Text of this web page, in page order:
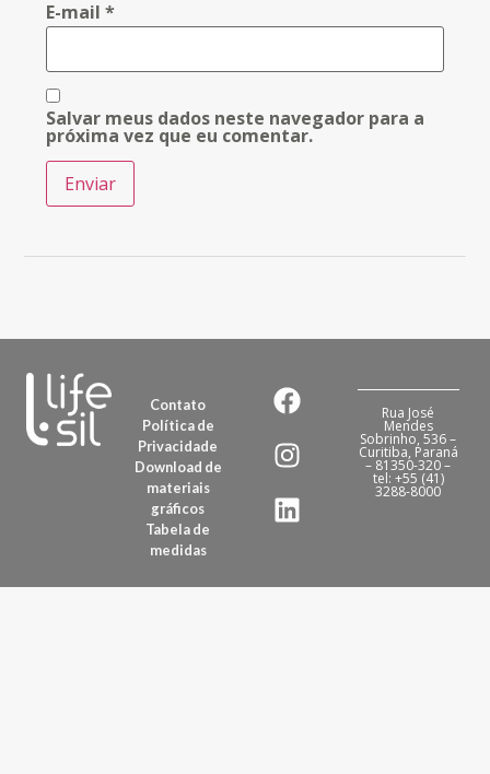
E-mail*
Salvar meus dados neste navegador para a
próxima vez que eu comentar.
Contato
Política de
Privacidade
Download de
materiais
gráficos
Tabela de
medidas
Rua José
Mendes
Sobrinho, 536 –
Curitiba, Paraná
– 81350-320 –
tel: +55 (41)
3288-8000